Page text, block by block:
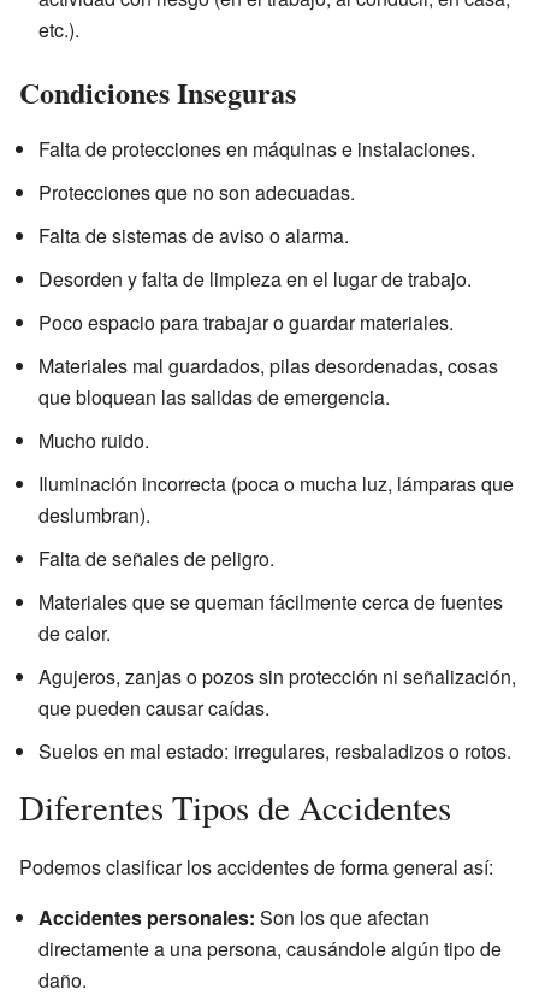
etc.).
Condiciones Inseguras
Falta de protecciones en máquinas e instalaciones.
Protecciones que no son adecuadas.
Falta de sistemas de aviso o alarma.
Desorden y falta de limpieza en el lugar de trabajo.
Poco espacio para trabajar o guardar materiales.
Materiales mal guardados, pilas desordenadas, cosas
que bloquean las salidas de emergencia.
Mucho ruido.
Iluminación incorrecta (poca o mucha luz, lámparas que
deslumbran).
Falta de señales de peligro.
Materiales que se queman fácilmente cerca de fuentes
de calor.
Agujeros, zanjas o pozos sin protección ni señalización,
que pueden causar caídas.
Suelos en mal estado: irregulares, resbaladizos o rotos.
Diferentes Tipos de Accidentes
Podemos clasificar los accidentes de forma general así:
Accidentes personales: Son los que afectan
directamente a una persona, causándole algún tipo de
daño.